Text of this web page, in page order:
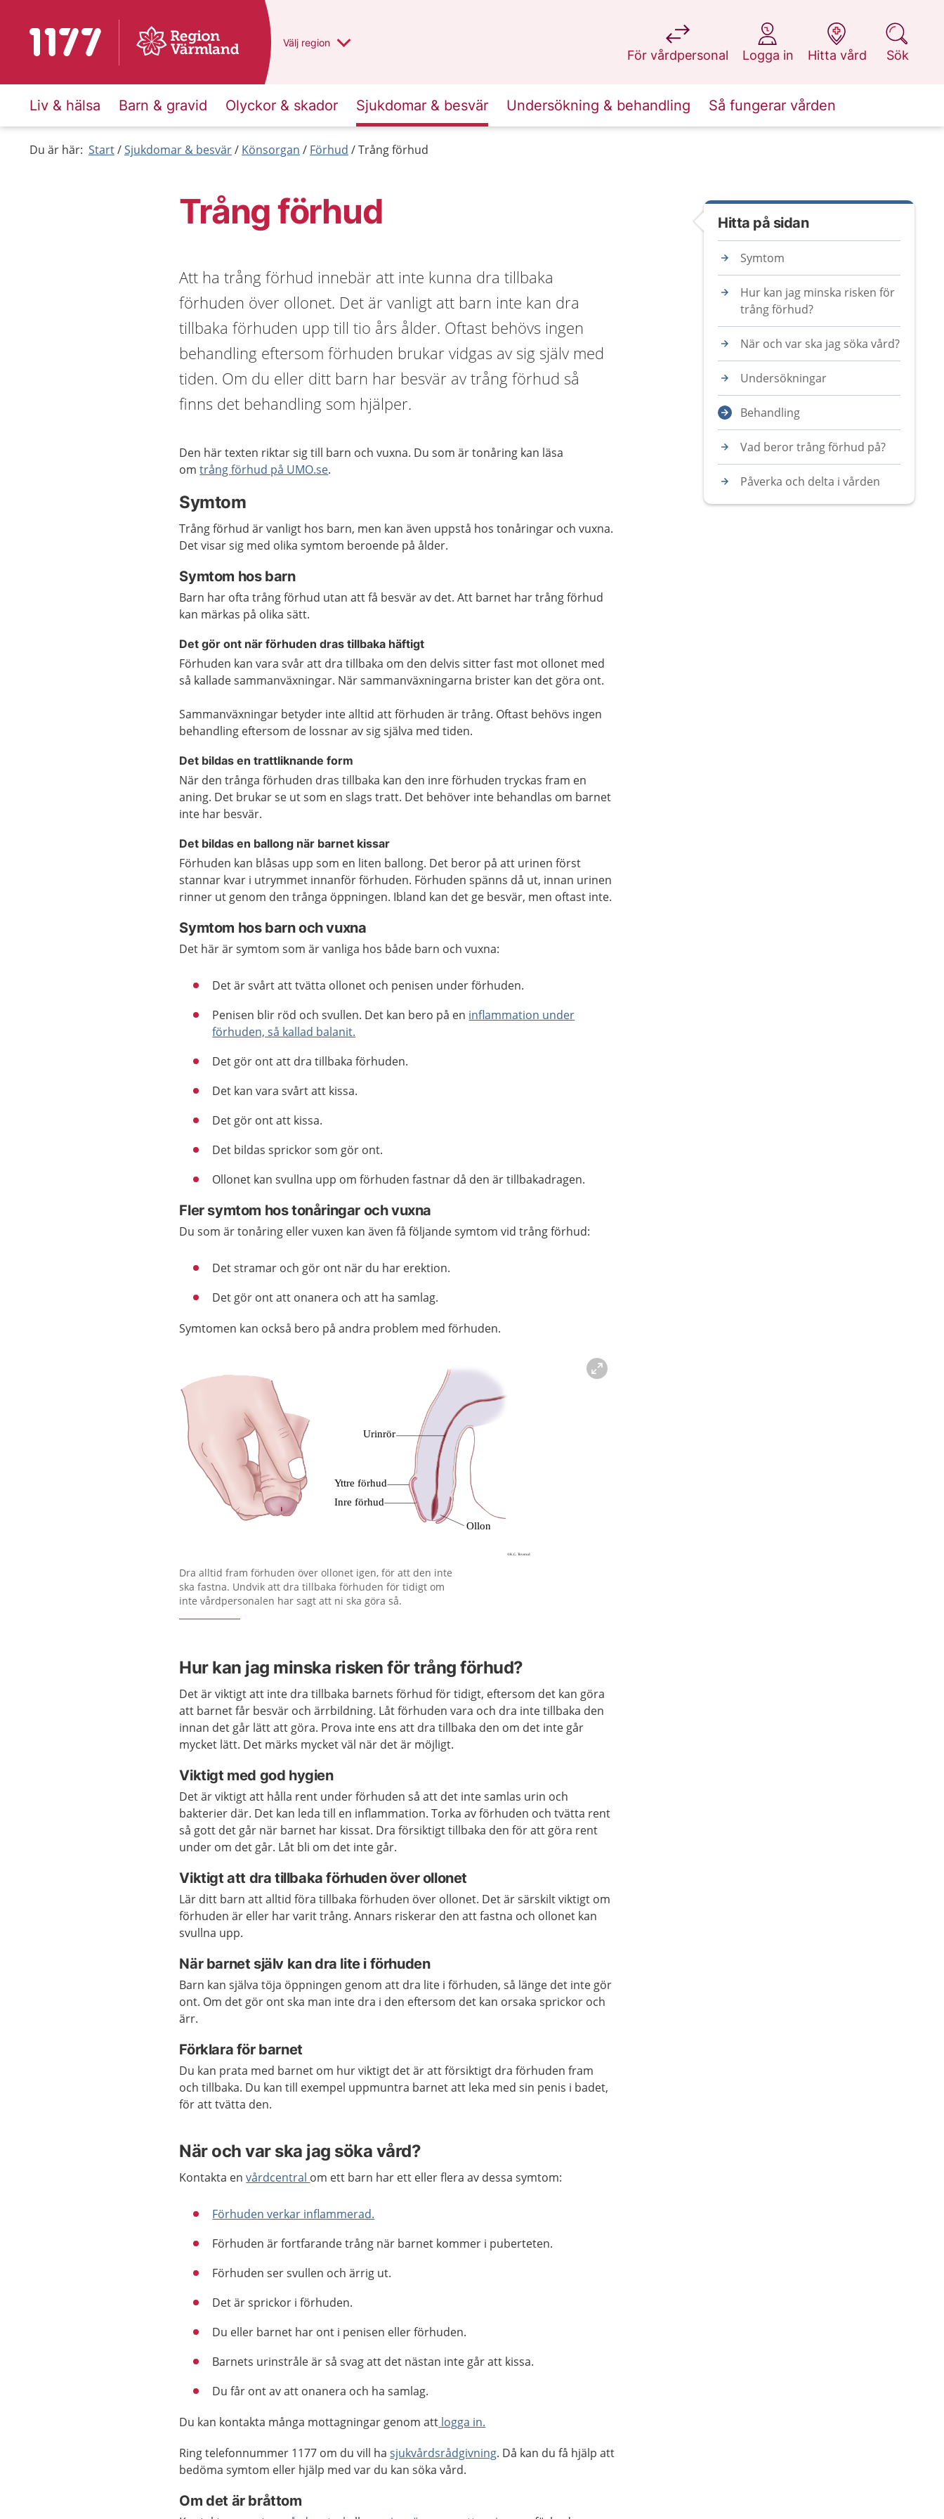
Till startsidan för 1177 Du har valt region
Välj en annan
region
För vårdpersonal
på 1177.se
Logga in
på 1177.se
Hitta vård
på 1177.se
Sök
på 1177.se
Liv & hälsa Barn & gravid Olyckor & skador Sjukdomar & besvär Undersökning & behandling Så fungerar vården
Du är här: Start Sjukdomar & besvär Könsorgan Förhud Trång förhud
Trång förhud
Att ha trång förhud innebär att inte kunna dra tillbaka
förhuden över ollonet. Det är vanligt att barn inte kan dra
tillbaka förhuden upp till tio års ålder. Oftast behövs ingen
behandling eftersom förhuden brukar vidgas av sig själv med
tiden. Om du eller ditt barn har besvär av trång förhud så
finns det behandling som hjälper.
Den här texten riktar sig till barn och vuxna. Du som är tonåring kan läsa
omtrång förhud på UMO.se.
Symtom
Trång förhud är vanligt hos barn, men kan även uppstå hos tonåringar och vuxna.
Det visar sig med olika symtom beroende på ålder.
Symtom hos barn
Barn har ofta trång förhud utan att få besvär av det. Att barnet har trång förhud
kan märkas på olika sätt.
Det gör ont när förhuden dras tillbaka häftigt
Förhuden kan vara svår att dra tillbaka om den delvis sitter fast mot ollonet med
så kallade sammanväxningar. När sammanväxningarna brister kan det göra ont.
Sammanväxningar betyder inte alltid att förhuden är trång. Oftast behövs ingen
behandling eftersom de lossnar av sig själva med tiden.
Det bildas en trattliknande form
När den trånga förhuden dras tillbaka kan den inre förhuden tryckas fram en
aning. Det brukar se ut som en slags tratt. Det behöver inte behandlas om barnet
inte har besvär.
Det bildas en ballong när barnet kissar
Förhuden kan blåsas upp som en liten ballong. Det beror på att urinen först
stannar kvar i utrymmet innanför förhuden. Förhuden spänns då ut, innan urinen
rinner ut genom den trånga öppningen. Ibland kan det ge besvär, men oftast inte.
Symtom hos barn och vuxna
Det här är symtom som är vanliga hos både barn och vuxna:
Det är svårt att tvätta ollonet och penisen under förhuden.
Penisen blir röd och svullen. Det kan bero på en inflammation under
förhuden, så kallad balanit.
Det gör ont att dra tillbaka förhuden.
Det kan vara svårt att kissa.
Det gör ont att kissa.
Det bildas sprickor som gör ont.
Ollonet kan svullna upp om förhuden fastnar då den är tillbakadragen.
Fler symtom hos tonåringar och vuxna
Du som är tonåring eller vuxen kan även få följande symtom vid trång förhud:
Det stramar och gör ont när du har erektion.
Det gör ont att onanera och att ha samlag.
Symtomen kan också bero på andra problem med förhuden.
Förstora bilden
Dra alltid fram förhuden över ollonet igen, för att den inte
ska fastna. Undvik att dra tillbaka förhuden för tidigt om
inte vårdpersonalen har sagt att ni ska göra så.
Hur kan jag minska risken för trång förhud?
Det är viktigt att inte dra tillbaka barnets förhud för tidigt, eftersom det kan göra
att barnet får besvär och ärrbildning. Låt förhuden vara och dra inte tillbaka den
innan det går lätt att göra. Prova inte ens att dra tillbaka den om det inte går
mycket lätt. Det märks mycket väl när det är möjligt.
Viktigt med god hygien
Det är viktigt att hålla rent under förhuden så att det inte samlas urin och
bakterier där. Det kan leda till en inflammation. Torka av förhuden och tvätta rent
så gott det går när barnet har kissat. Dra försiktigt tillbaka den för att göra rent
under om det går. Låt bli om det inte går.
Viktigt att dra tillbaka förhuden över ollonet
Lär ditt barn att alltid föra tillbaka förhuden över ollonet. Det är särskilt viktigt om
förhuden är eller har varit trång. Annars riskerar den att fastna och ollonet kan
svullna upp.
När barnet själv kan dra lite i förhuden
Barn kan själva töja öppningen genom att dra lite i förhuden, så länge det inte gör
ont. Om det gör ont ska man inte dra i den eftersom det kan orsaka sprickor och
ärr.
Förklara för barnet
Du kan prata med barnet om hur viktigt det är att försiktigt dra förhuden fram
och tillbaka. Du kan till exempel uppmuntra barnet att leka med sin penis i badet,
för att tvätta den.
När och var ska jag söka vård?
Kontakta envårdcentral om ett barn har ett eller flera av dessa symtom:
Förhuden verkar inflammerad.
Förhuden är fortfarande trång när barnet kommer i puberteten.
Förhuden ser svullen och ärrig ut.
Det är sprickor i förhuden.
Du eller barnet har ont i penisen eller förhuden.
Barnets urinstråle är så svag att det nästan inte går att kissa.
Du får ont av att onanera och ha samlag.
Du kan kontakta många mottagningar genom att logga in.
Ring telefonnummer 1177 om du vill hasjukvårdsrådgivning. Då kan du få hjälp att
bedöma symtom eller hjälp med var du kan söka vård.
Om det ärbråttom
Hitta på sidan
Symtom
Hur kan jag minska risken för
trång förhud?
När och var ska jag söka vård?
Undersökningar
Behandling
Vad beror trång förhud på?
Påverka och delta i vården